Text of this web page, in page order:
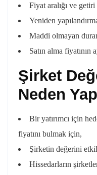
Fiyat aralığı ve
Yeniden
Maddi olmayan
Satın alma fiyatının
Şirket
Neden
Bir yatırımcı için
fiyatını bulmak için,
Şirketin değerini
Hissedarların